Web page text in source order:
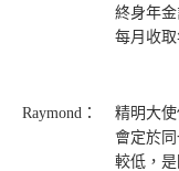
終身年
每月收取
Raymond：
精明大
會定於
較低，